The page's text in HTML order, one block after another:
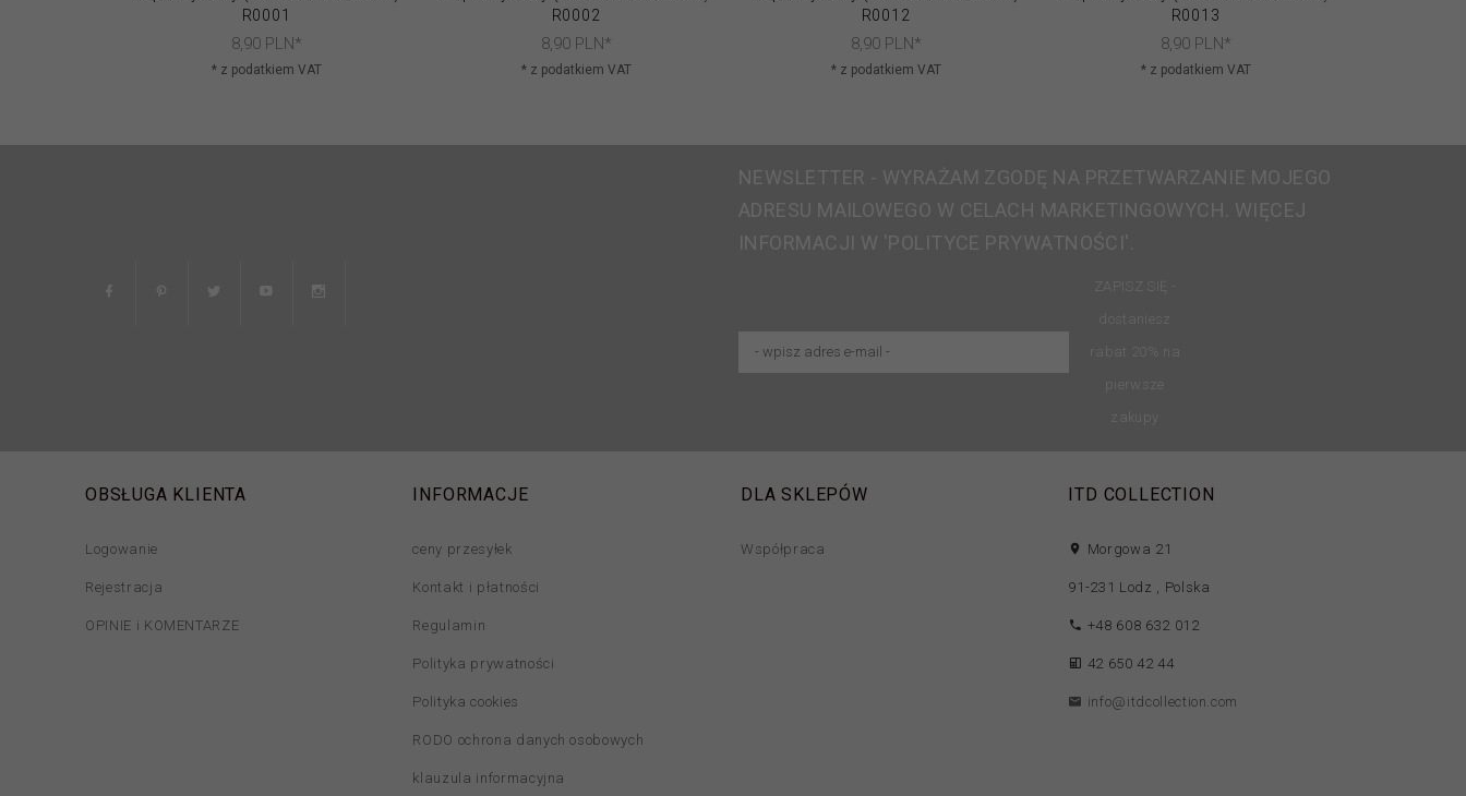
R0001
8,90 PLN*
* z podatkiem VAT
R0002
8,90 PLN*
* z podatkiem VAT
R0012
8,90 PLN*
* z podatkiem VAT
R0013
8,90 PLN*
* z podatkiem VAT
NEWSLETTER - WYRAŻAM ZGODĘ NA PRZETWARZANIE MOJEGO
ADRESU MAILOWEGO W CELACH MARKETINGOWYCH. WIĘCEJ
INFORMACJI W 'POLITYCE PRYWATNOŚCI'.
ZAPISZ SIĘ -
dostaniesz
rabat 20% na
pierwsze
zakupy
OBSŁUGA KLIENTA
Logowanie
Rejestracja
OPINIE i KOMENTARZE
INFORMACJE
ceny przesyłek
Kontakt i płatności
Regulamin
Polityka prywatności
Polityka cookies
RODO ochrona danych osobowych
klauzula informacyjna
DLA SKLEPÓW
Współpraca
ITD COLLECTION
Morgowa 21
91-231 Lodz , Polska
+48 608 632 012
42 650 42 44
info@itdcollection.com